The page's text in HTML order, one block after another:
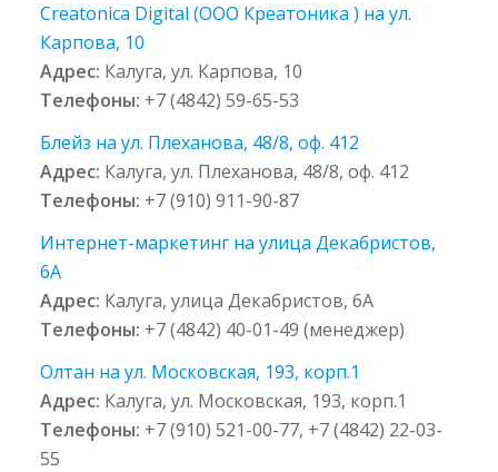
Creatonica Digital (ООО Креатоника ) на ул.
Карпова, 10
Адрес: Калуга, ул. Карпова, 10
Телефоны: +7 (4842) 59-65-53
Блейз на ул. Плеханова, 48/8, оф. 412
Адрес: Калуга, ул. Плеханова, 48/8, оф. 412
Телефоны: +7 (910) 911-90-87
Интернет-маркетинг на улица Декабристов,
6А
Адрес: Калуга, улица Декабристов, 6А
Телефоны: +7 (4842) 40-01-49 (менеджер)
Олтан на ул. Московская, 193, корп.1
Адрес: Калуга, ул. Московская, 193, корп.1
Телефоны: +7 (910) 521-00-77, +7 (4842) 22-03-
55